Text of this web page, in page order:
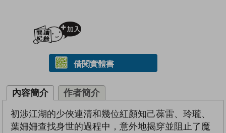
借閱實體書
內容簡介 作者簡介
初涉江湖的少俠連清和幾位紅顏知己葆雷、玲瓏、
葉姍姍查找身世的過程中，意外地揭穿並阻止了魔